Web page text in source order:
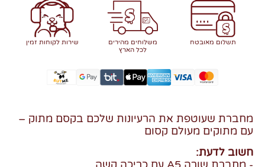
תשלום מאובטח
משלוחים מהירים
לכל הארץ
שירות לקוחות זמין
מחברת שעוטפת את הרעיונות שלכם בקסם מתוק –
עם מתוקים מעולם קסום
חשוב לדעת: